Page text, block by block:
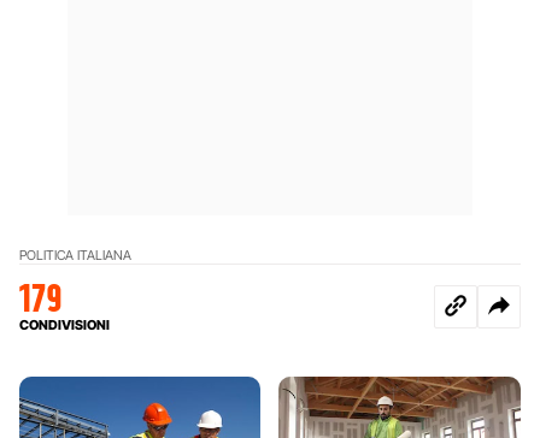
POLITICA ITALIANA
179
CONDIVISIONI